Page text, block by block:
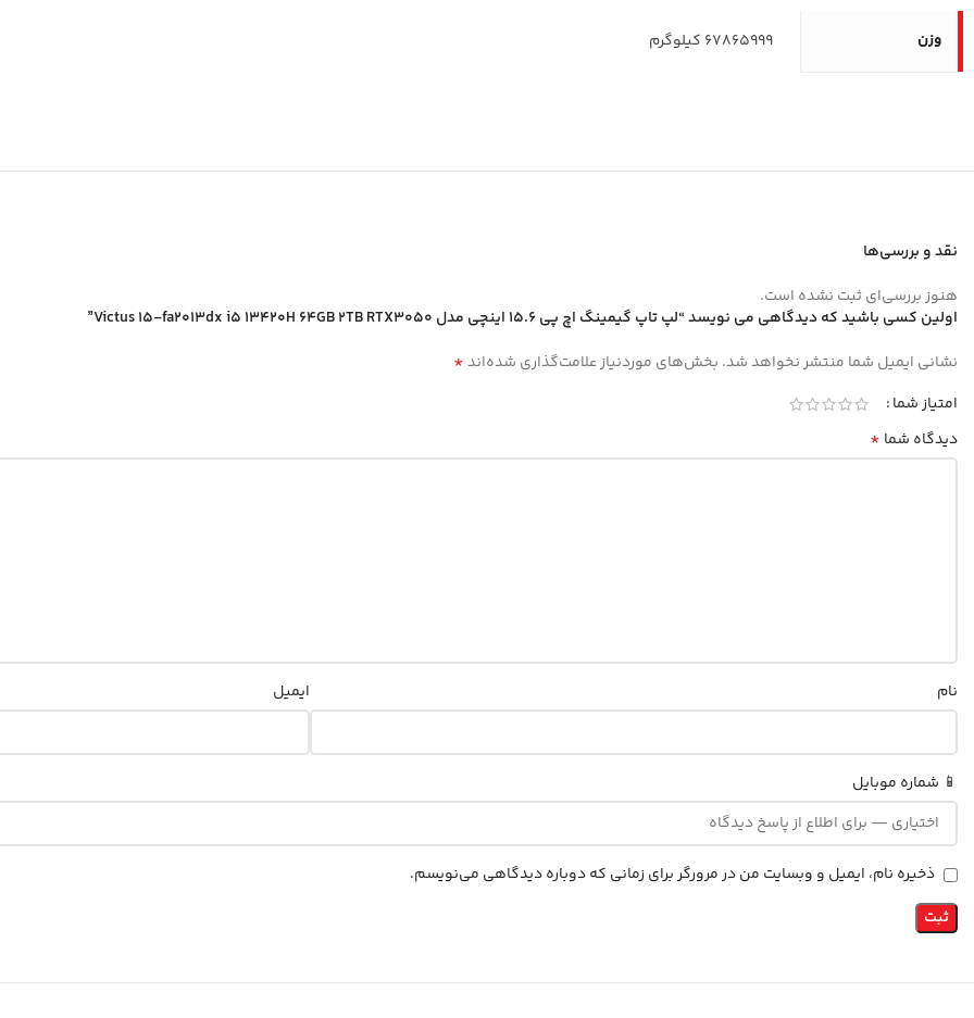
وزن 67865999 کیلوگرم
نقد و بررسی‌ها
هنوز بررسی‌ای ثبت نشده است.
اولین کسی باشید که دیدگاهی می نویسد “لپ تاپ گیمینگ اچ پی 15.6 اینچی مدل Victus 15-fa2013dx i5 13420H 64GB 2TB RTX3050”
نشانی ایمیل شما منتشر نخواهد شد. بخش‌های موردنیاز علامت‌گذاری شده‌اند*
امتیاز شما
دیدگاه شما *
نام ایمیل
📱 شماره موبایل
ذخیره نام، ایمیل و وبسایت من در مرورگر برای زمانی که دوباره دیدگاهی می‌نویسم.